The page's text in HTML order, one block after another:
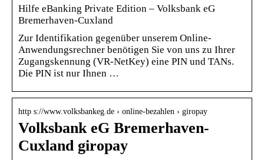
Hilfe eBanking Private Edition – Volksbank eG
Bremerhaven-Cuxland
Zur Identifikation gegenüber unserem Online-
Anwendungsrechner benötigen Sie von uns zu Ihrer
Zugangskennung (VR-NetKey) eine PIN und TANs.
Die PIN ist nur Ihnen …
http s://www.volksbankeg.de › online-bezahlen › giropay
Volksbank eG Bremerhaven-
Cuxland giropay